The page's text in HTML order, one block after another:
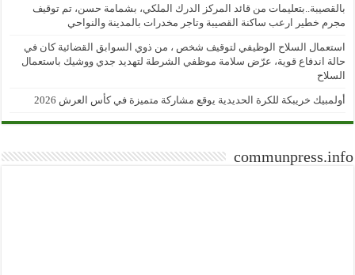
بالقصيبة..بتعليمات من قائد المركز الدرك الملكي، بشمامة حسن، تم توقيف
مجرم خطير ارعب ساكنة القصيبة وتاجر مخدرات بالمدينة والنواحي
استعمال السلاح الوظيفي لتوقيف شخص ، من ذوي السوابق القضائية كان في
حالة اندفاع قوية، عرّض سلامة موظفي الشرطة لتهديد جدي ووشيك باستعمال
السلاح
أولمبيك خريبكة للكرة الحديدية يوقع مشاركة متميزة في كأس العرش 2026
communpress.info